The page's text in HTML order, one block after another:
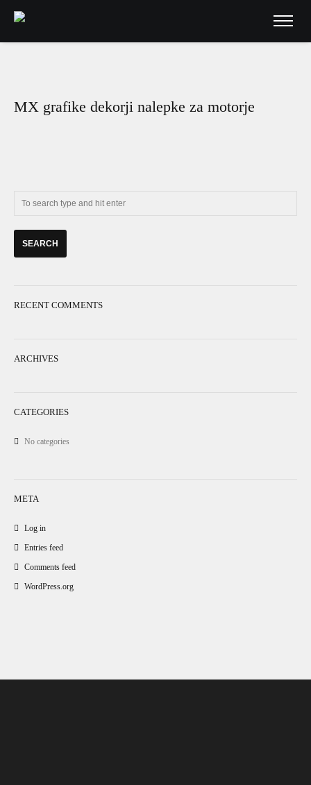
MX grafike dekorji nalepke za motorje
RECENT COMMENTS
ARCHIVES
CATEGORIES
No categories
META
Log in
Entries feed
Comments feed
WordPress.org